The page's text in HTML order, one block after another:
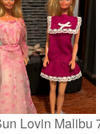
Lovin Malibu